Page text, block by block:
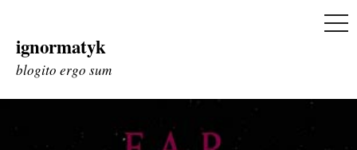
Skip
to
ignormatyk
blogito ergo sum